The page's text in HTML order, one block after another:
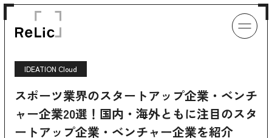
IDEATION Cloud
スポーツ業界のスタートアップ企業・ベンチ
ャー企業20選！国内・海外ともに注目のスタ
ートアップ企業・ベンチャー企業を紹介